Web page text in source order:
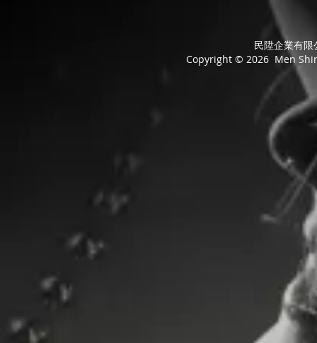
民陞企業有
Copyright © 2026 Men